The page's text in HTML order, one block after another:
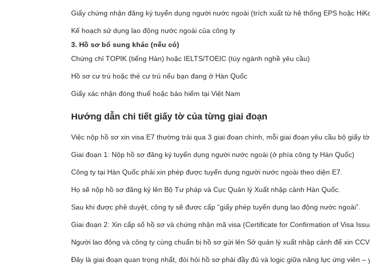
Giấy chứng nhận đăng ký tuyển dụng người nước ngoài (trích xuất từ hệ thống EPS hoặc
Kế hoạch sử dụng lao động nước ngoài của công ty
3. Hồ sơ bổ sung khác (nếu có)
Chứng chỉ TOPIK (tiếng Hàn) hoặc IELTS/TOEIC (tùy ngành nghề yêu cầu)
Hồ sơ cư trú hoặc thẻ cư trú nếu bạn đang ở Hàn Quốc
Giấy xác nhận đóng thuế hoặc bảo hiểm tại Việt Nam
Hướng dẫn chi tiết giấy tờ của từng giai đoạn
Việc nộp hồ sơ xin visa E7 thường trải qua 3 giai đoạn chính, mỗi giai đoạn yêu cầu bộ giấy
Giai đoạn 1: Nộp hồ sơ đăng ký tuyển dụng người nước ngoài (ở phía công ty Hàn Quốc)
Công ty tại Hàn Quốc phải xin phép được tuyển dụng người nước ngoài theo diện E7.
Họ sẽ nộp hồ sơ đăng ký lên Bộ Tư pháp và Cục Quản lý Xuất nhập cảnh Hàn Quốc.
Sau khi được phê duyệt, công ty sẽ được cấp “giấy phép tuyển dụng lao động nước ngoài”.
Giai đoạn 2: Xin cấp số hồ sơ và chứng nhận mã visa (Certificate for Confirmation of Visa
Người lao động và công ty cùng chuẩn bị hồ sơ gửi lên Sở quản lý xuất nhập cảnh để xin
Đây là giai đoạn quan trọng nhất, đòi hỏi hồ sơ phải đầy đủ và logic giữa năng lực ứng viên –